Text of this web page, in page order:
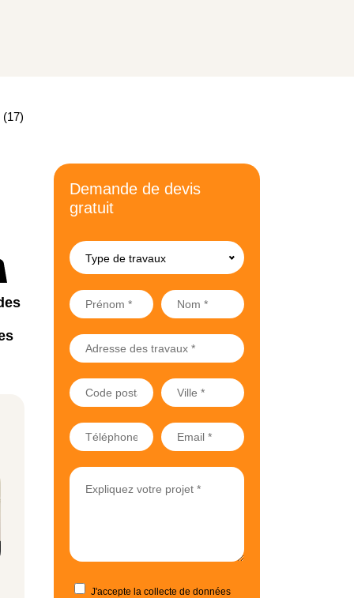
(17)
Demande de devis
gratuit
Type de travaux
J'accepte la collecte de données